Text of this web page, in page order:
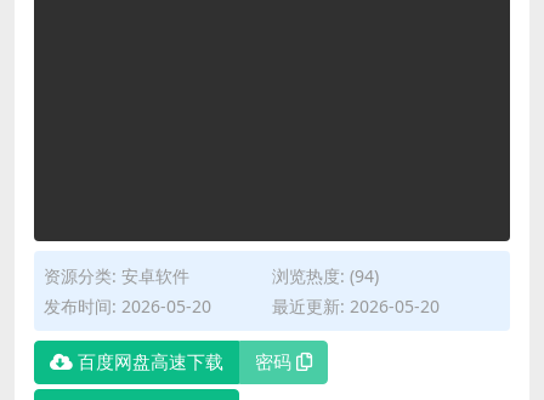
资源分类: 安卓软件
浏览热度: (94)
发布时间: 2026-05-20
最近更新: 2026-05-20
百度网盘高速下载 密码